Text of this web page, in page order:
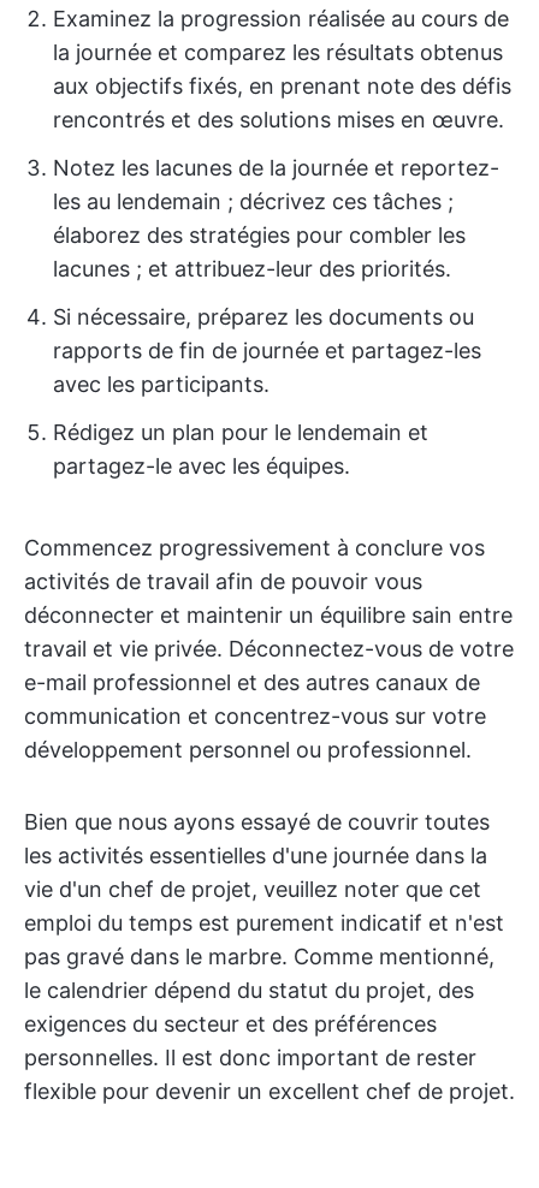
Examinez la progression réalisée au cours de
la journée et comparez les résultats obtenus
aux objectifs fixés, en prenant note des défis
rencontrés et des solutions mises en œuvre.
Notez les lacunes de la journée et reportez-
les au lendemain ; décrivez ces tâches ;
élaborez des stratégies pour combler les
lacunes ; et attribuez-leur des priorités.
Si nécessaire, préparez les documents ou
rapports de fin de journée et partagez-les
avec les participants.
Rédigez un plan pour le lendemain et
partagez-le avec les équipes.
Commencez progressivement à conclure vos
activités de travail afin de pouvoir vous
déconnecter et maintenir un équilibre sain entre
travail et vie privée. Déconnectez-vous de votre
e-mail professionnel et des autres canaux de
communication et concentrez-vous sur votre
développement personnel ou professionnel.
Bien que nous ayons essayé de couvrir toutes
les activités essentielles d'une journée dans la
vie d'un chef de projet, veuillez noter que cet
emploi du temps est purement indicatif et n'est
pas gravé dans le marbre. Comme mentionné,
le calendrier dépend du statut du projet, des
exigences du secteur et des préférences
personnelles. Il est donc important de rester
flexible pour devenir un excellent chef de projet.